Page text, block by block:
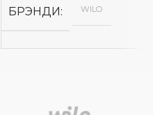
БРЭНДИ WILO